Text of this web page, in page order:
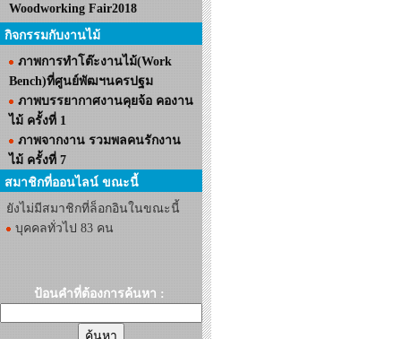
Woodworking Fair2018
กิจกรรมกับงานไม้
ภาพการทำโต๊ะงานไม้(Work
Bench)ที่ศูนย์พัฒฯนครปฐม
ภาพบรรยากาศงานคุยจ้อ คองาน
ไม้ ครั้งที่ 1
ภาพจากงาน รวมพลคนรักงาน
ไม้ ครั้งที่ 7
สมาชิกที่ออนไลน์ ขณะนี้
ยังไม่มีสมาชิกที่ล็อกอินในขณะนี้
บุคคลทั่วไป 83 คน
ป้อนคำที่ต้องการค้นหา :